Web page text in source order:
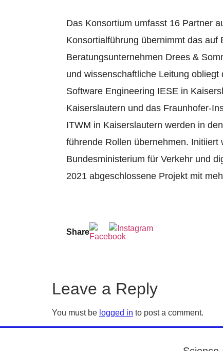
Das Konsortium umfasst 16 Partner
Konsortialführung übernimmt das
Beratungsunternehmen Drees &
und wissenschaftliche Leitung
Software Engineering IESE in
Kaiserslautern und das Fraunhofer-
ITWM in Kaiserslautern werden in
führende Rollen übernehmen.
Bundesministerium für Verkehr und
2021 abgeschlossene Projekt mit
Share
Leave a Reply
You must be logged in to post a comment.